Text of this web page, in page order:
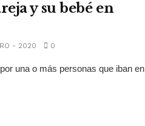
y su bebé en
- 2020 0
una o más personas que iban en